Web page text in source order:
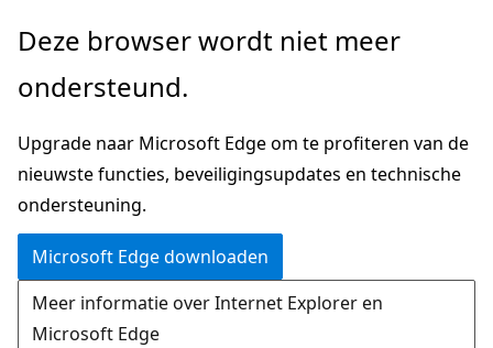
Naar
gaan
Deze browser wordt niet meer
ondersteund.
Upgrade naar Microsoft Edge om te profiteren van de
nieuwste functies, beveiligingsupdates en technische
ondersteuning.
Microsoft Edge downloaden
Meer informatie over Internet Explorer en
Microsoft Edge